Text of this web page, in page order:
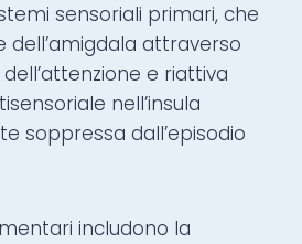
sensoriali primari, che
dell’amigdala attraverso
e riattiva
nell’insula
soppressa dall’episodio
includono la